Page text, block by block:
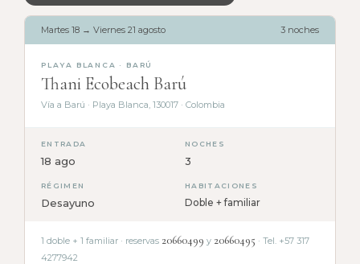
Martes 18 → Viernes 21 agosto 3 noches
PLAYA BLANCA · BARÚ
Thani Ecobeach Barú
Vía a Barú · Playa Blanca, 130017 · Colombia
ENTRADA
18 ago
NOCHES
3
RÉGIMEN
Desayuno
HABITACIONES
Doble + familiar
1 doble + 1 familiar · reservas 20660499 y 20660495 · Tel. +57 317
4277942